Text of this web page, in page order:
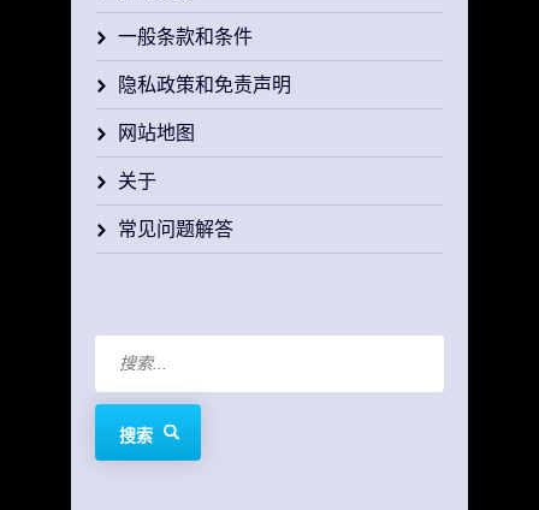
一般条款和条件
隐私政策和免责声明
网站地图
关于
常见问题解答
搜索